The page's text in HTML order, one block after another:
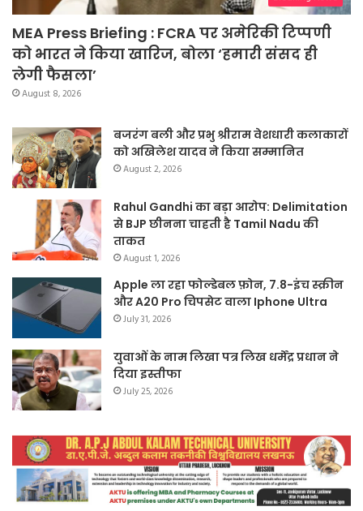
MEA Press Briefing : FCRA पर अमेरिकी टिप्पणी
को भारत ने किया खारिज, बोला ‘हमारी संसद ही
लेगी फैसला’
August 8, 2026
बजरंग बली और प्रभु श्रीराम वेशधारी कलाकारों
को अखिलेश यादव ने किया सम्मानित
August 2, 2026
Rahul Gandhi का बड़ा आरोप: Delimitation
से BJP छीनना चाहती है Tamil Nadu की
ताकत
August 1, 2026
Apple ला रहा फोल्डेबल फ़ोन, 7.8-इंच स्क्रीन
और A20 Pro चिपसेट वाला Iphone Ultra
July 31, 2026
युवाओं के नाम लिखा पत्र लिख धर्मेंद्र प्रधान ने
दिया इस्तीफा
July 25, 2026